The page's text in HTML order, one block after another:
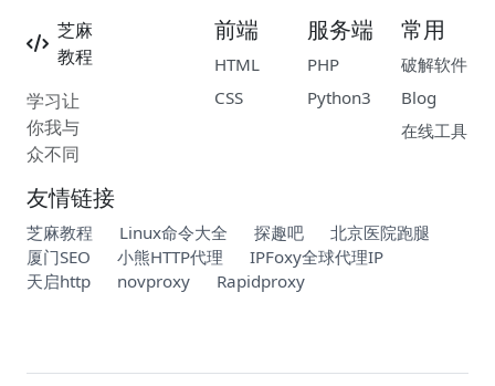
芝麻
教程
学习让
你我与
众不同
前端
HTML
CSS
服务端
PHP
Python3
常用
破解软件
Blog
在线工具
友情链接
芝麻教程 Linux命令大全 探趣吧
北京医院跑腿
厦门SEO
小熊HTTP代理
IPFoxy全球代理IP
天启http
novproxy Rapidproxy